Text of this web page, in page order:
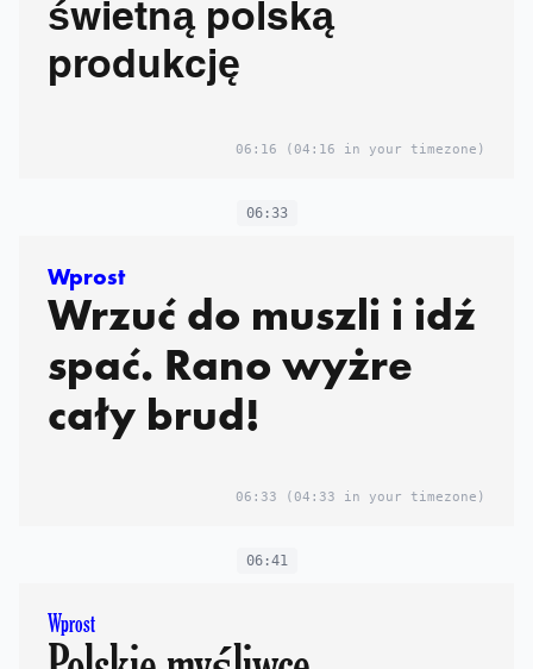
świetną polską
produkcję
06:16 (04:16 in your timezone)
06:33
Wprost
Wrzuć do muszli i idź
spać. Rano wyżre
cały brud!
06:33 (04:33 in your timezone)
06:41
Wprost